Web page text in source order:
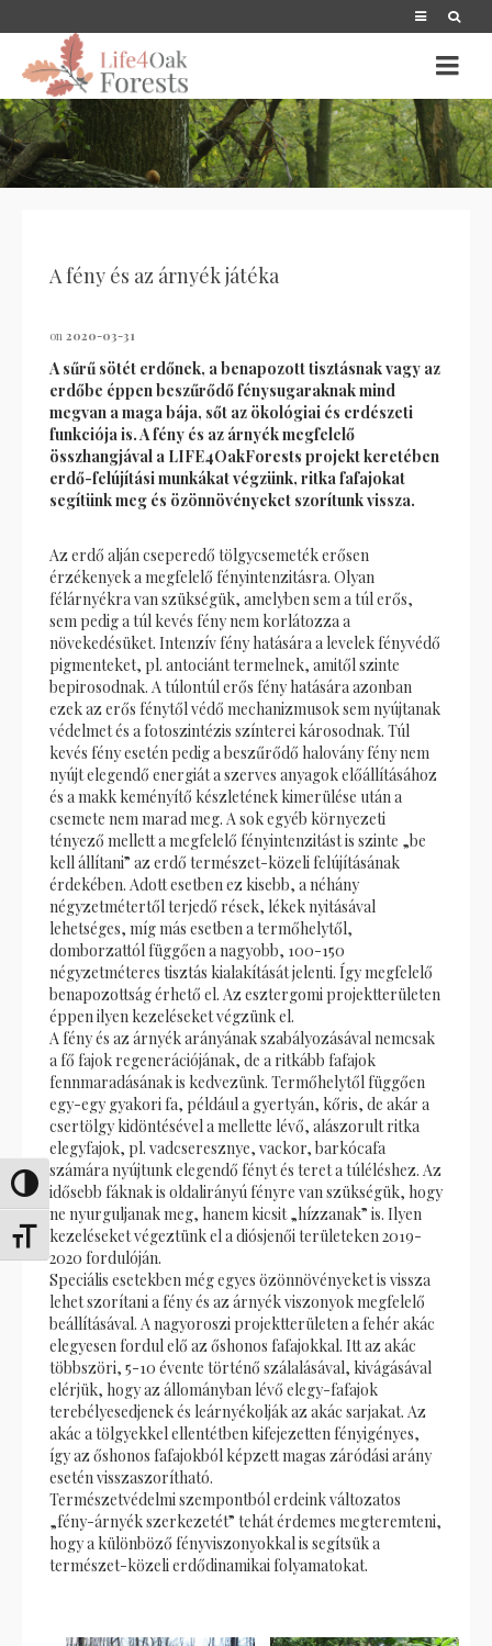
Toggle High Contrast
Toggle Font size
A fény és az árnyék játéka
on 2020-03-31
A sűrű sötét erdőnek, a benapozott tisztásnak vagy az
erdőbe éppen beszűrődő fénysugaraknak mind
megvan a maga bája, sőt az ökológiai és erdészeti
funkciója is. A fény és az árnyék megfelelő
összhangjával a LIFE4OakForests projekt keretében
erdő-felújítási munkákat végzünk, ritka fafajokat
segítünk meg és özönnövényeket szorítunk vissza.
Az erdő alján cseperedő tölgycsemeték erősen
érzékenyek a megfelelő fényintenzitásra. Olyan
félárnyékra van szükségük, amelyben sem a túl erős,
sem pedig a túl kevés fény nem korlátozza a
növekedésüket. Intenzív fény hatására a levelek fényvédő
pigmenteket, pl. antociánt termelnek, amitől szinte
bepirosodnak. A túlontúl erős fény hatására azonban
ezek az erős fénytől védő mechanizmusok sem nyújtanak
védelmet és a fotoszintézis színterei károsodnak. Túl
kevés fény esetén pedig a beszűrődő halovány fény nem
nyújt elegendő energiát a szerves anyagok előállításához
és a makk keményítő készletének kimerülése után a
csemete nem marad meg. A sok egyéb környezeti
tényező mellett a megfelelő fényintenzitást is szinte „be
kell állítani” az erdő természet-közeli felújításának
érdekében. Adott esetben ez kisebb, a néhány
négyzetmétertől terjedő rések, lékek nyitásával
lehetséges, míg más esetben a termőhelytől,
domborzattól függően a nagyobb, 100-150
négyzetméteres tisztás kialakítását jelenti. Így megfelelő
benapozottság érhető el. Az esztergomi projektterületen
éppen ilyen kezeléseket végzünk el.
A fény és az árnyék arányának szabályozásával nemcsak
a fő fajok regenerációjának, de a ritkább fafajok
fennmaradásának is kedvezünk. Termőhelytől függően
egy-egy gyakori fa, például a gyertyán, kőris, de akár a
csertölgy kidöntésével a mellette lévő, alászorult ritka
elegyfajok, pl. vadcseresznye, vackor, barkócafa
számára nyújtunk elegendő fényt és teret a túléléshez. Az
idősebb fáknak is oldalirányú fényre van szükségük, hogy
ne nyurguljanak meg, hanem kicsit „hízzanak” is. Ilyen
kezeléseket végeztünk el a diósjenői területeken 2019-
2020 fordulóján.
Speciális esetekben még egyes özönnövényeket is vissza
lehet szorítani a fény és az árnyék viszonyok megfelelő
beállításával. A nagyoroszi projektterületen a fehér akác
elegyesen fordul elő az őshonos fafajokkal. Itt az akác
többszöri, 5-10 évente történő szálalásával, kivágásával
elérjük, hogy az állományban lévő elegy-fafajok
terebélyesedjenek és leárnyékolják az akác sarjakat. Az
akác a tölgyekkel ellentétben kifejezetten fényigényes,
így az őshonos fafajokból képzett magas záródási arány
esetén visszaszorítható.
Természetvédelmi szempontból erdeink változatos
„fény-árnyék szerkezetét” tehát érdemes megteremteni,
hogy a különböző fényviszonyokkal is segítsük a
természet-közeli erdődinamikai folyamatokat.